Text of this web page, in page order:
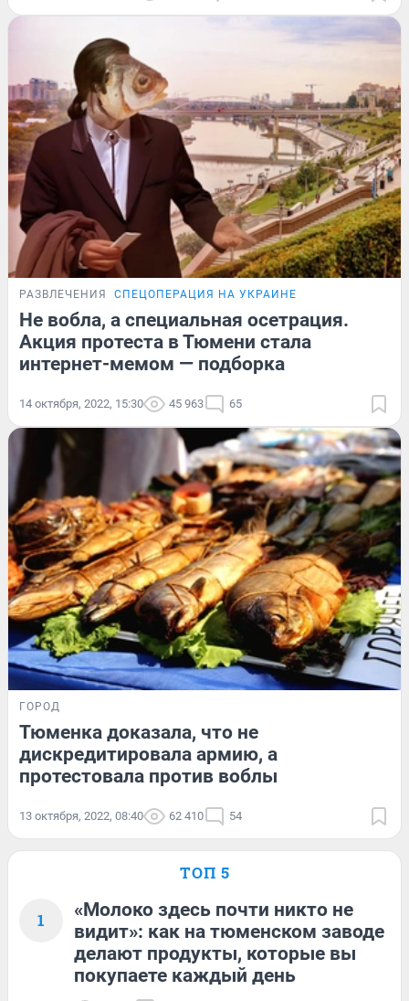
РАЗВЛЕЧЕНИЯ СПЕЦОПЕРАЦИЯ НА УКРАИНЕ
Не вобла, а специальная осетрация.
Акция протеста в Тюмени стала
интернет-мемом — подборка
14 октября, 2022, 15:30 45 963 65
ГОРОД
Тюменка доказала, что не
дискредитировала армию, а
протестовала против воблы
13 октября, 2022, 08:40 62 410 54
ТОП 5
1
«Молоко здесь почти никто не
видит»: как на тюменском заводе
делают продукты, которые вы
покупаете каждый день